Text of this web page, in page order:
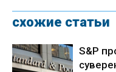
схожие статьи
S&P